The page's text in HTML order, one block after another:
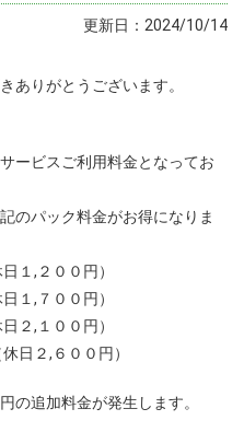
更新日：2024/10/14
ありがとうございます。
ービスご利用料金となってお
のパック料金がお得になりま
１,２００円）
１,７００円）
２,１００円）
日２,６００円）
の追加料金が発生します。